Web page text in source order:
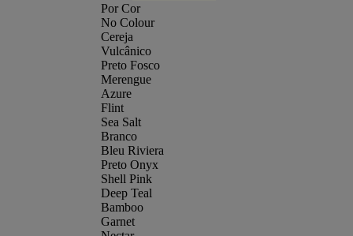
Por Cor
No Colour
Cereja
Vulcânico
Preto Fosco
Merengue
Azure
Flint
Sea Salt
Branco
Bleu Riviera
Preto Onyx
Shell Pink
Deep Teal
Bamboo
Garnet